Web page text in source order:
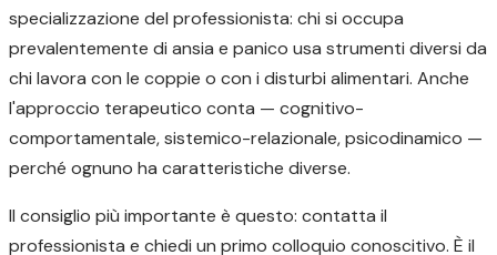
specializzazione del professionista: chi si occupa
prevalentemente di ansia e panico usa strumenti diversi da
chi lavora con le coppie o con i disturbi alimentari. Anche
l'approccio terapeutico conta — cognitivo-
comportamentale, sistemico-relazionale, psicodinamico —
perché ognuno ha caratteristiche diverse.
Il consiglio più importante è questo: contatta il
professionista e chiedi un primo colloquio conoscitivo. È il